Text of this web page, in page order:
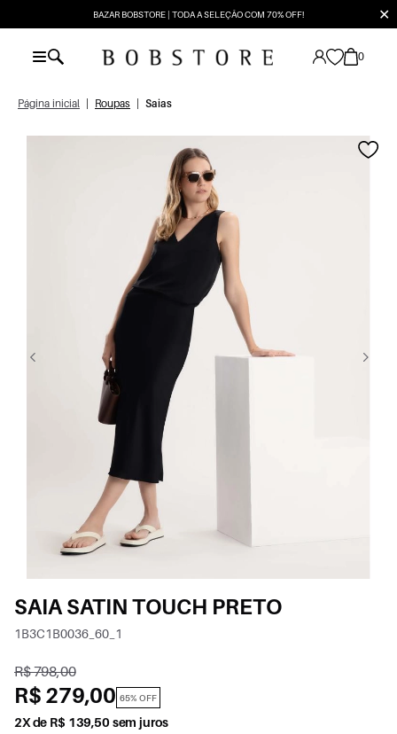
BAZAR BOBSTORE | TODA A SELEÇÃO COM 70% OFF! ✕
0
Página inicial Roupas Saias
SAIA SATIN TOUCH PRETO
1B3C1B0036_60_1
R$ 798,00
R$ 279,00 65% OFF
2X de R$ 139,50 sem juros